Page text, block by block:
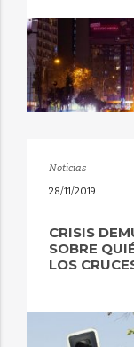
Noticias
28/11/2019
CRISIS
SOBRE
LOS